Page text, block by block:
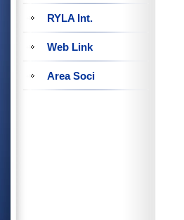
RYLA Int.
Web Link
Area Soci